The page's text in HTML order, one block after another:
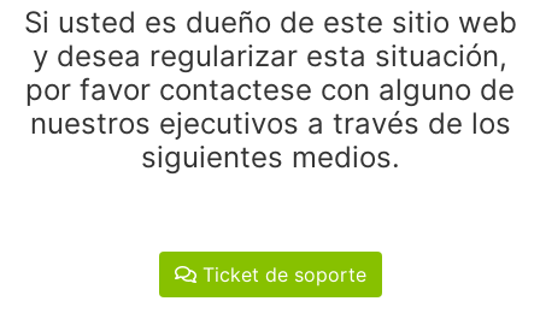
Si usted es dueño de este sitio web
y desea regularizar esta situación,
por favor contactese con alguno de
nuestros ejecutivos a través de los
siguientes medios.
Ticket de soporte